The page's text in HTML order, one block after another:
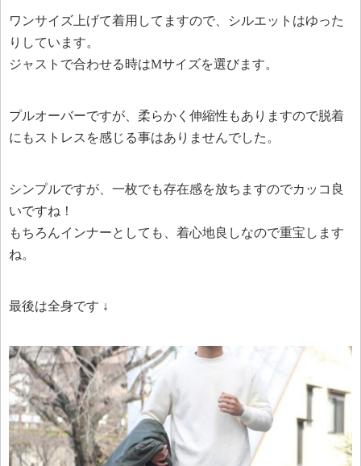
ワンサイズ上げて着用してますので、シルエットはゆった
りしています。
ジャストで合わせる時はMサイズを選びます。
プルオーバーですが、柔らかく伸縮性もありますので脱着
にもストレスを感じる事はありませんでした。
シンプルですが、一枚でも存在感を放ちますのでカッコ良
いですね！
もちろんインナーとしても、着心地良しなので重宝します
ね。
最後は全身です ↓